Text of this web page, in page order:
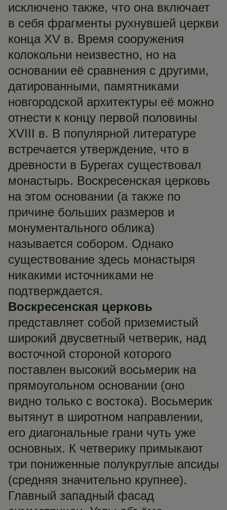
исключено также, что она включает
в себя фрагменты рухнувшей церкви
конца XV в. Время сооружения
колокольни неизвестно, но на
основании её сравнения с другими,
датированными, памятниками
новгородской архитектуры её можно
отнести к концу первой половины
XVIII в. В популярной литературе
встречается утверждение, что в
древности в Бурегах существовал
монастырь. Воскресенская церковь
на этом основании (а также по
причине больших размеров и
монументального облика)
называется собором. Однако
существование здесь монастыря
никакими источниками не
подтверждается.
Воскресенская церковь
представляет собой приземистый
широкий двусветный четверик, над
восточной стороной которого
поставлен высокий восьмерик на
прямоугольном основании (оно
видно только с востока). Восьмерик
вытянут в широтном направлении,
его диагональные грани чуть уже
основных. К четверику примыкают
три пониженные полукруглые апсиды
(средняя значительно крупнее).
Главный западный фасад